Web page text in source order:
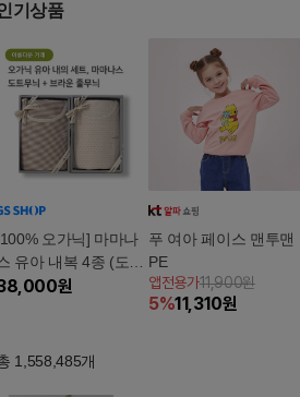
기상품
오가닉] 마마나
유아 내복 4종 (도트,
라운)
원
푸 여아 페이스 맨투맨
PE
앱전용가11,900원
5%11,310원
1,558,485개